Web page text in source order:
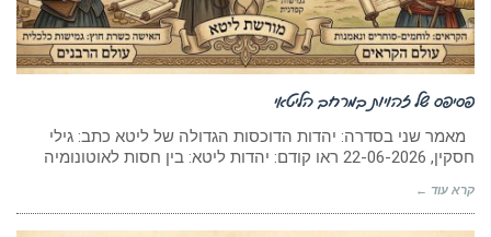
פסיפס של זהויות במרחב הליטאי
מאמר שני בסדרה: יהדות הדוכסות הגדולה של ליטא כתב: גילי
חסקין, 22-06-2026 ראו קודם: יהדות ליטא: בין חסות לאוטונומיה
קרא עוד ←